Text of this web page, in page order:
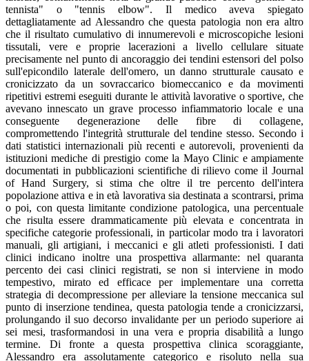
tennista" o "tennis elbow". Il medico aveva spiegato
dettagliatamente ad Alessandro che questa patologia non era altro
che il risultato cumulativo di innumerevoli e microscopiche lesioni
tissutali, vere e proprie lacerazioni a livello cellulare situate
precisamente nel punto di ancoraggio dei tendini estensori del polso
sull'epicondilo laterale dell'omero, un danno strutturale causato e
cronicizzato da un sovraccarico biomeccanico e da movimenti
ripetitivi estremi eseguiti durante le attività lavorative o sportive, che
avevano innescato un grave processo infiammatorio locale e una
conseguente degenerazione delle fibre di collagene,
compromettendo l'integrità strutturale del tendine stesso. Secondo i
dati statistici internazionali più recenti e autorevoli, provenienti da
istituzioni mediche di prestigio come la Mayo Clinic e ampiamente
documentati in pubblicazioni scientifiche di rilievo come il Journal
of Hand Surgery, si stima che oltre il tre percento dell'intera
popolazione attiva e in età lavorativa sia destinata a scontrarsi, prima
o poi, con questa limitante condizione patologica, una percentuale
che risulta essere drammaticamente più elevata e concentrata in
specifiche categorie professionali, in particolar modo tra i lavoratori
manuali, gli artigiani, i meccanici e gli atleti professionisti. I dati
clinici indicano inoltre una prospettiva allarmante: nel quaranta
percento dei casi clinici registrati, se non si interviene in modo
tempestivo, mirato ed efficace per implementare una corretta
strategia di decompressione per alleviare la tensione meccanica sul
punto di inserzione tendinea, questa patologia tende a cronicizzarsi,
prolungando il suo decorso invalidante per un periodo superiore ai
sei mesi, trasformandosi in una vera e propria disabilità a lungo
termine. Di fronte a questa prospettiva clinica scoraggiante,
Alessandro era assolutamente categorico e risoluto nella sua